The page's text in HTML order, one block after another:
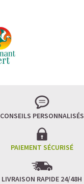
CONSEILS PERSONNALISÉS
PAIEMENT SÉCURISÉ
LIVRAISON RAPIDE 24/48H